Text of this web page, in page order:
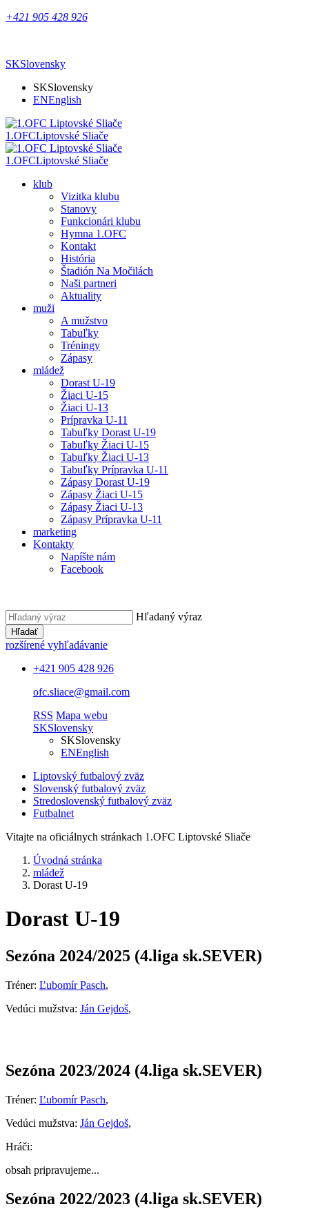
+421 905 428 926
SKSlovensky
SKSlovensky
ENEnglish
1.OFCLiptovské Sliače
1.OFCLiptovské Sliače
klub
Vizitka klubu
Stanovy
Funkcionári klubu
Hymna 1.OFC
Kontakt
História
Štadión Na Močilách
Naši partneri
Aktuality
muži
A mužstvo
Tabuľky
Tréningy
Zápasy
mládež
Dorast U-19
Žiaci U-15
Žiaci U-13
Prípravka U-11
Tabuľky Dorast U-19
Tabuľky Žiaci U-15
Tabuľky Žiaci U-13
Tabuľky Prípravka U-11
Zápasy Dorast U-19
Zápasy Žiaci U-15
Zápasy Žiaci U-13
Zápasy Prípravka U-11
marketing
Kontakty
Napíšte nám
Facebook
Hľadaný výraz
Hľadať
rozšírené vyhľadávanie
+421 905 428 926
ofc.sliace@gmail.com
RSS Mapa webu
SKSlovensky
SKSlovensky
ENEnglish
Liptovský futbalový zväz
Slovenský futbalový zväz
Stredoslovenský futbalový zväz
Futbalnet
Vitajte na oficiálnych stránkach 1.OFC Liptovské Sliače
Úvodná stránka
mládež
Dorast U-19
Dorast U-19
Sezóna 2024/2025 (4.liga sk.SEVER)
Tréner: Ľubomír Pasch,
Vedúci mužstva: Ján Gejdoš,
Sezóna 2023/2024 (4.liga sk.SEVER)
Tréner: Ľubomír Pasch,
Vedúci mužstva: Ján Gejdoš,
Hráči:
obsah pripravujeme...
Sezóna 2022/2023 (4.liga sk.SEVER)